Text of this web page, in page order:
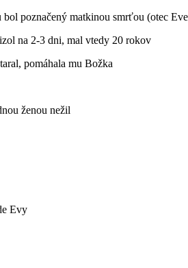
poznačený matkinou smrťou (otec
na 2-3 dni, mal vtedy 20 rokov
pomáhala mu Božka
ženou nežil
Evy